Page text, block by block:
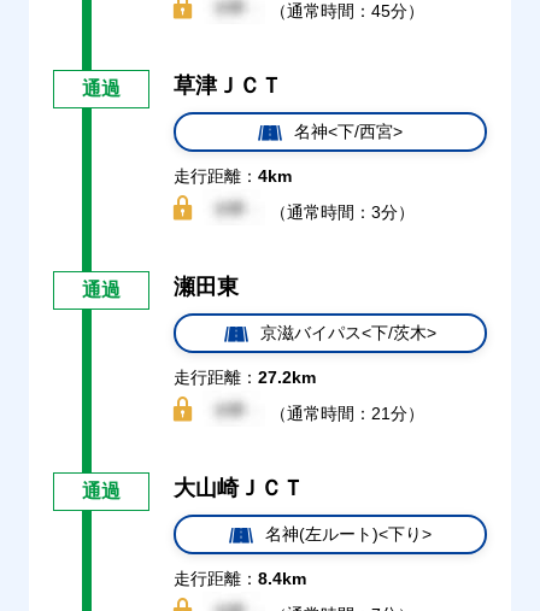
（通常時間：45分）
通過 草津ＪＣＴ
名神<下/西宮>
走行距離： 4km
（通常時間：3分）
通過 瀬田東
京滋バイパス<下/茨木>
走行距離： 27.2km
（通常時間：21分）
通過 大山崎ＪＣＴ
名神(左ルート)<下り>
走行距離： 8.4km